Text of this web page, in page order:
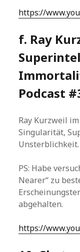
https://
f. Ray
Podcast
Ray Kurzweil
Singularität,
Unsterblichkeit.
PS: Habe
Nearer“ zu
abgehalten.
https://